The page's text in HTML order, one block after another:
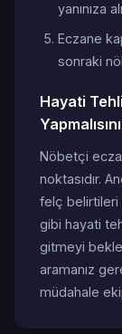
yanınıza
Eczane
sonraki
Hayati
Nöbetçi
noktasıdır.
felç belirtileri
gibi hayati
gitmeyi
aramanız
müdahale